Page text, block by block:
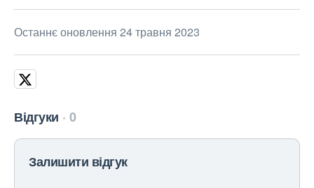
Останнє оновлення 24 травня 2023
Відгуки 0
Залишити відгук